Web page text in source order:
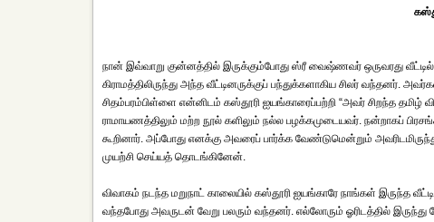
நான் இவ்வாறு குன்னத்தில் இருக்கும்போது ஸ்ரீ வைஷ்ணவர் ஒருவரது
கிராமத்திலிருந்து அந்த வீட்டினருக்குப் பந்துக்களாகிய சிலர் வந்தனர்.
சிதம்பரம்பிள்ளை என்னிடம் கஸ்தூரி ஐயங்காரைப்பற்றி “அவர் சிறந்த
ராமாயணத்திலும் மற்ற நூல் களிலும் நல்ல பழக்கமுடையவர். நன்றாகப்
கூறினார். அப்போது எனக்கு அவரைப் பார்க்க வேண்டுமென்றும்
முயற்சி செய்யத் தொடங்கினேன்.
விவாகம் நடந்த மறுநாட் காலையில் கஸ்தூரி ஐயங்காரே நாங்கள் இருந்த
வந்தபோது அவருடன் வேறு பலரும் வந்தனர். எல்லோரும் ஓரிடத்தில்